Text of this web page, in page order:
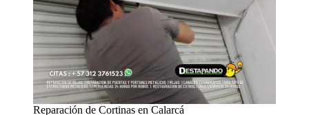
Reparación de Cortinas en Calarcá